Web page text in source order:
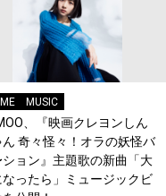
MUSIC
、『映画クレヨンしん
ん 奇々怪々！オラの妖怪バ
ション』主題歌の新曲「大
なったら」ミュージックビ